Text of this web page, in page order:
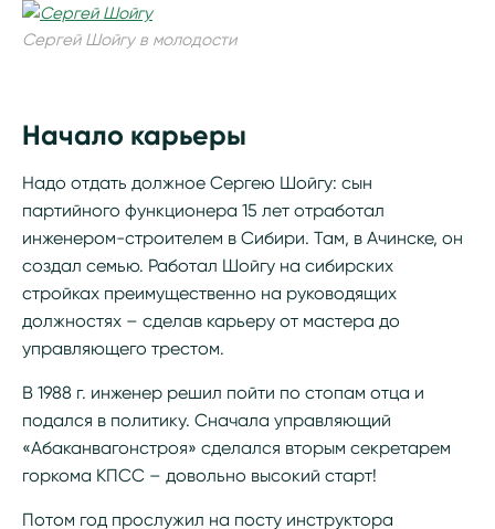
Сергей Шойгу в молодости
Начало карьеры
Надо отдать должное Сергею Шойгу: сын
партийного функционера 15 лет отработал
инженером-строителем в Сибири. Там, в Ачинске, он
создал семью. Работал Шойгу на сибирских
стройках преимущественно на руководящих
должностях – сделав карьеру от мастера до
управляющего трестом.
В 1988 г. инженер решил пойти по стопам отца и
подался в политику. Сначала управляющий
«Абаканвагонстроя» сделался вторым секретарем
горкома КПСС – довольно высокий старт!
Потом год прослужил на посту инструктора